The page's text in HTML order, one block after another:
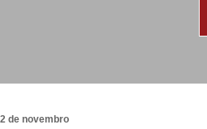
2 de novembro